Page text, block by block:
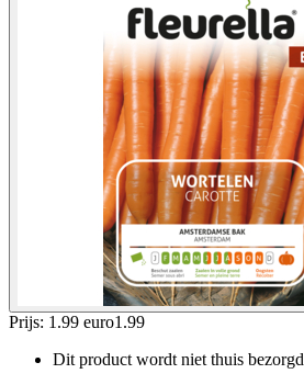
Prijs: 1.99 euro1 .99
Dit product wordt niet thuis bezorgd